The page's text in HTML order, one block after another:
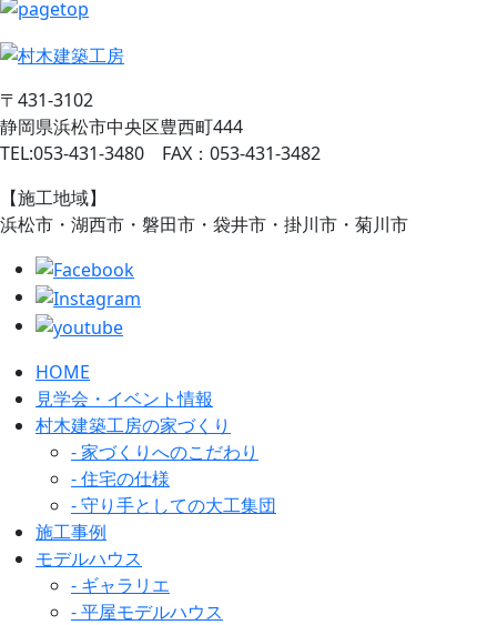
〒431-3102
静岡県浜松市中央区豊西町444
TEL:053-431-3480 FAX：053-431-3482
【施工地域】
浜松市・湖西市・磐田市・袋井市・掛川市・菊川市
HOME
見学会・イベント情報
村木建築工房の家づくり
- 家づくりへのこだわり
- 住宅の仕様
- 守り手としての大工集団
施工事例
モデルハウス
- ギャラリエ
- 平屋モデルハウス